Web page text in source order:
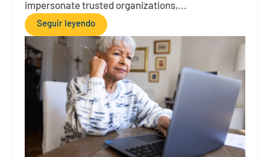
impersonate trusted organizations,...
Seguir leyendo